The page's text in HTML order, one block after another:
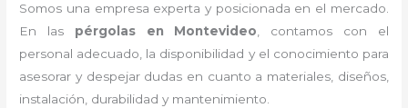
Somos una empresa experta y posicionada en el mercado.
En las pérgolasen Montevideo, contamos con el
personal adecuado, la disponibilidad y el conocimiento para
asesorar y despejar dudas en cuanto a materiales, diseños,
instalación, durabilidad y mantenimiento.